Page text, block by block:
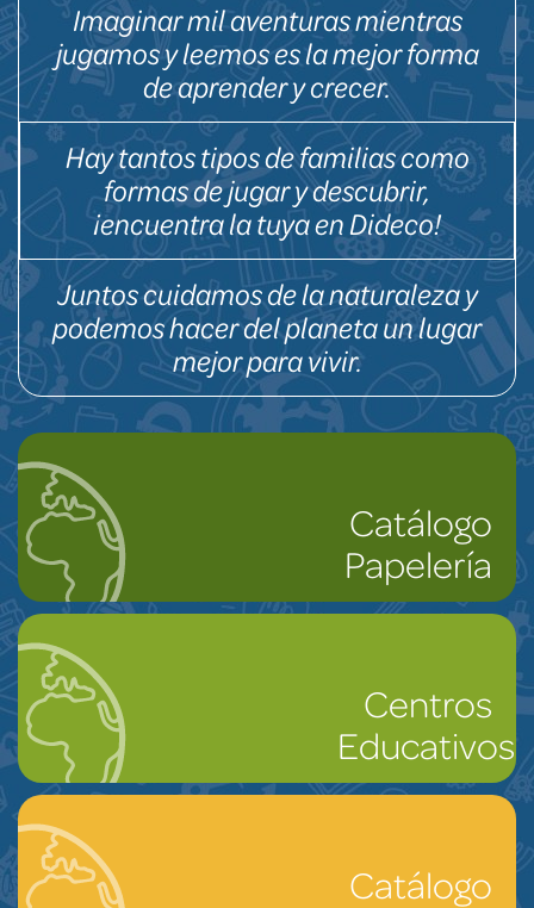
Imaginar mil aventuras mientras
jugamos y leemos es la mejor forma
de aprender y crecer.
Hay tantos tipos de familias como
formas de jugar y descubrir,
¡encuentra la tuya en Dideco!
Juntos cuidamos de la naturaleza y
podemos hacer del planeta un lugar
mejor para vivir.
Catálogo
Papelería
Centros
Educativos
Catálogo